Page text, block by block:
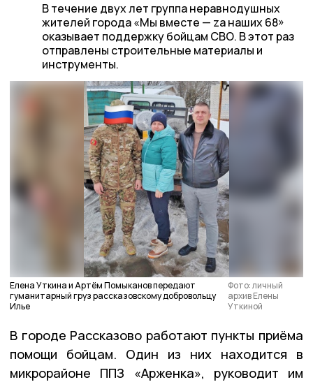
В течение двух лет группа неравнодушных
жителей города «Мы вместе — zа наших 68»
оказывает поддержку бойцам СВО. В этот раз
отправлены строительные материалы и
инструменты.
Елена Уткина и Артём Помыканов передают
гуманитарный груз рассказовскому добровольцу
Илье
Фото: личный
архив Елены
Уткиной
В городе Рассказово работают пункты приёма
помощи бойцам. Один из них находится в
микрорайоне ППЗ «Арженка», руководит им